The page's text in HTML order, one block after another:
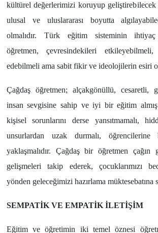
kültürel değerlerimizi koruyup geliştirebilecek
ulusal ve uluslararası boyutta
olmalıdır. Türk eğitim sisteminin
öğretmen, çevresindekileri
edebilmeli ama sabit fikir ve ideolojilerin esiri
Çağdaş öğretmen; alçakgönüllü, cesaretli,
insan sevgisine sahip ve iyi bir eğitim
kişisel sorunlarını derse yansıtmamalı,
unsurlardan uzak durmalı,
yaklaşmalıdır. Çağdaş bir öğretmen
gelişmeleri takip ederek, çocuklarımızı
yönden geleceğimizi hazırlama müktesebatına
SEMPATİK VE EMPATİK İLETİŞİM
Eğitim ve öğretimin iki temel öznesi